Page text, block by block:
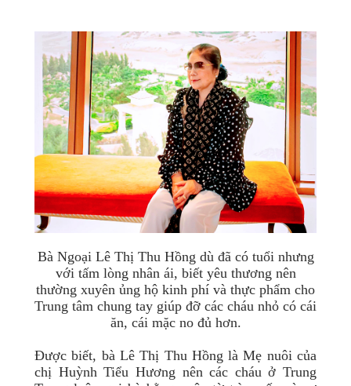
Bà Ngoại Lê Thị Thu Hồng dù đã có tuổi nhưng
với tấm lòng nhân ái, biết yêu thương nên
thường xuyên ủng hộ kinh phí và thực phẩm cho
Trung tâm chung tay giúp đỡ các cháu nhỏ có cái
ăn, cái mặc no đủ hơn.
Được biết, bà Lê Thị Thu Hồng là Mẹ nuôi của
chị Huỳnh Tiểu Hương nên các cháu ở Trung